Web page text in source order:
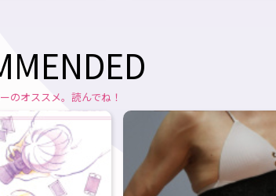
のオススメ。読んでね！